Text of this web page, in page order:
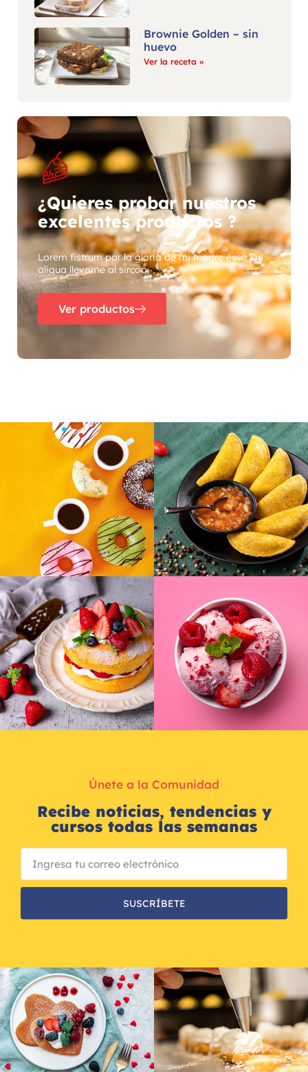
Brownie Golden – sin
huevo
Ver la receta »
¿Quieres probar nuestros
excelentes productos ?
Lorem fistrum por la gloria de mi madre esse jarl
aliqua llevame al sircoo.
Ver productos
Únete a la Comunidad
Recibe noticias, tendencias y
cursos todas las semanas
SUSCRÍBETE